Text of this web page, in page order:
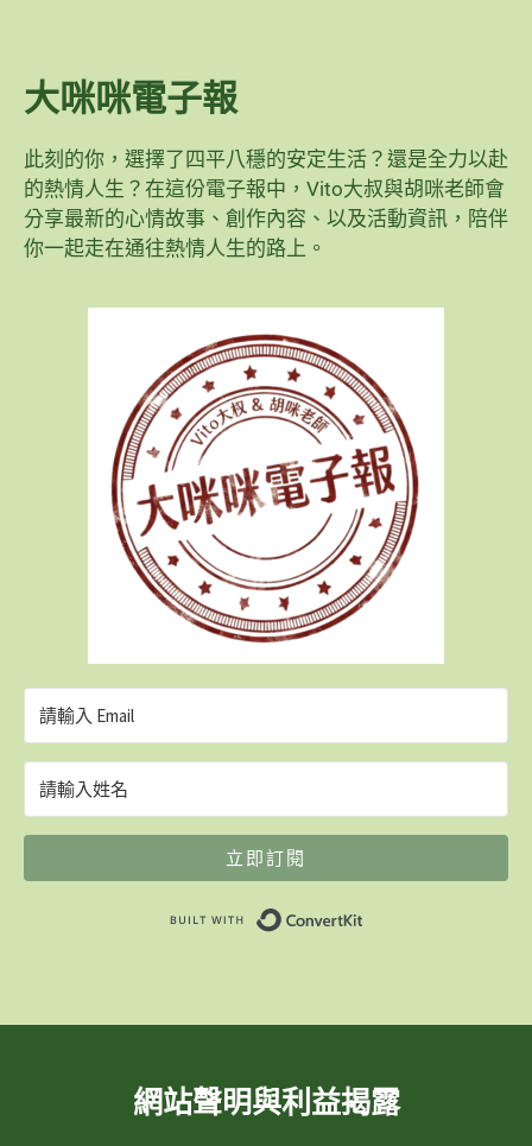
大咪咪電子報
此刻的你，選擇了四平八穩的安定生活？還是全力以赴
的熱情人生？在這份電子報中，Vito大叔與胡咪老師會
分享最新的心情故事、創作內容、以及活動資訊，陪伴
你一起走在通往熱情人生的路上。
立即訂閱
網站聲明與利益揭露